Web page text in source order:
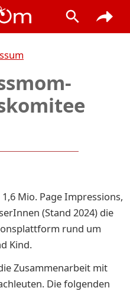
Mio. Page Impressions,
(Stand 2024) die
rund um
Kind.
Zusammenarbeit mit
Die folgenden